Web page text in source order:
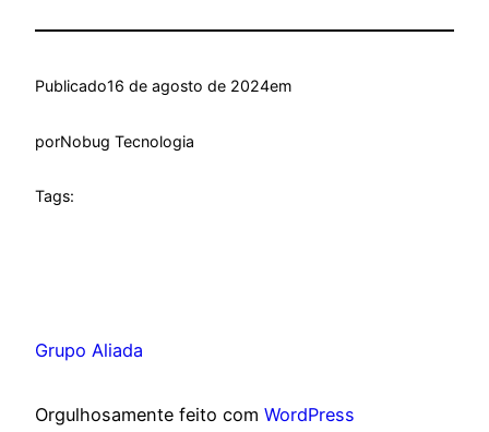
Publicado16 de agosto de 2024em
porNobug Tecnologia
Tags:
Grupo Aliada
Orgulhosamente feito com WordPress